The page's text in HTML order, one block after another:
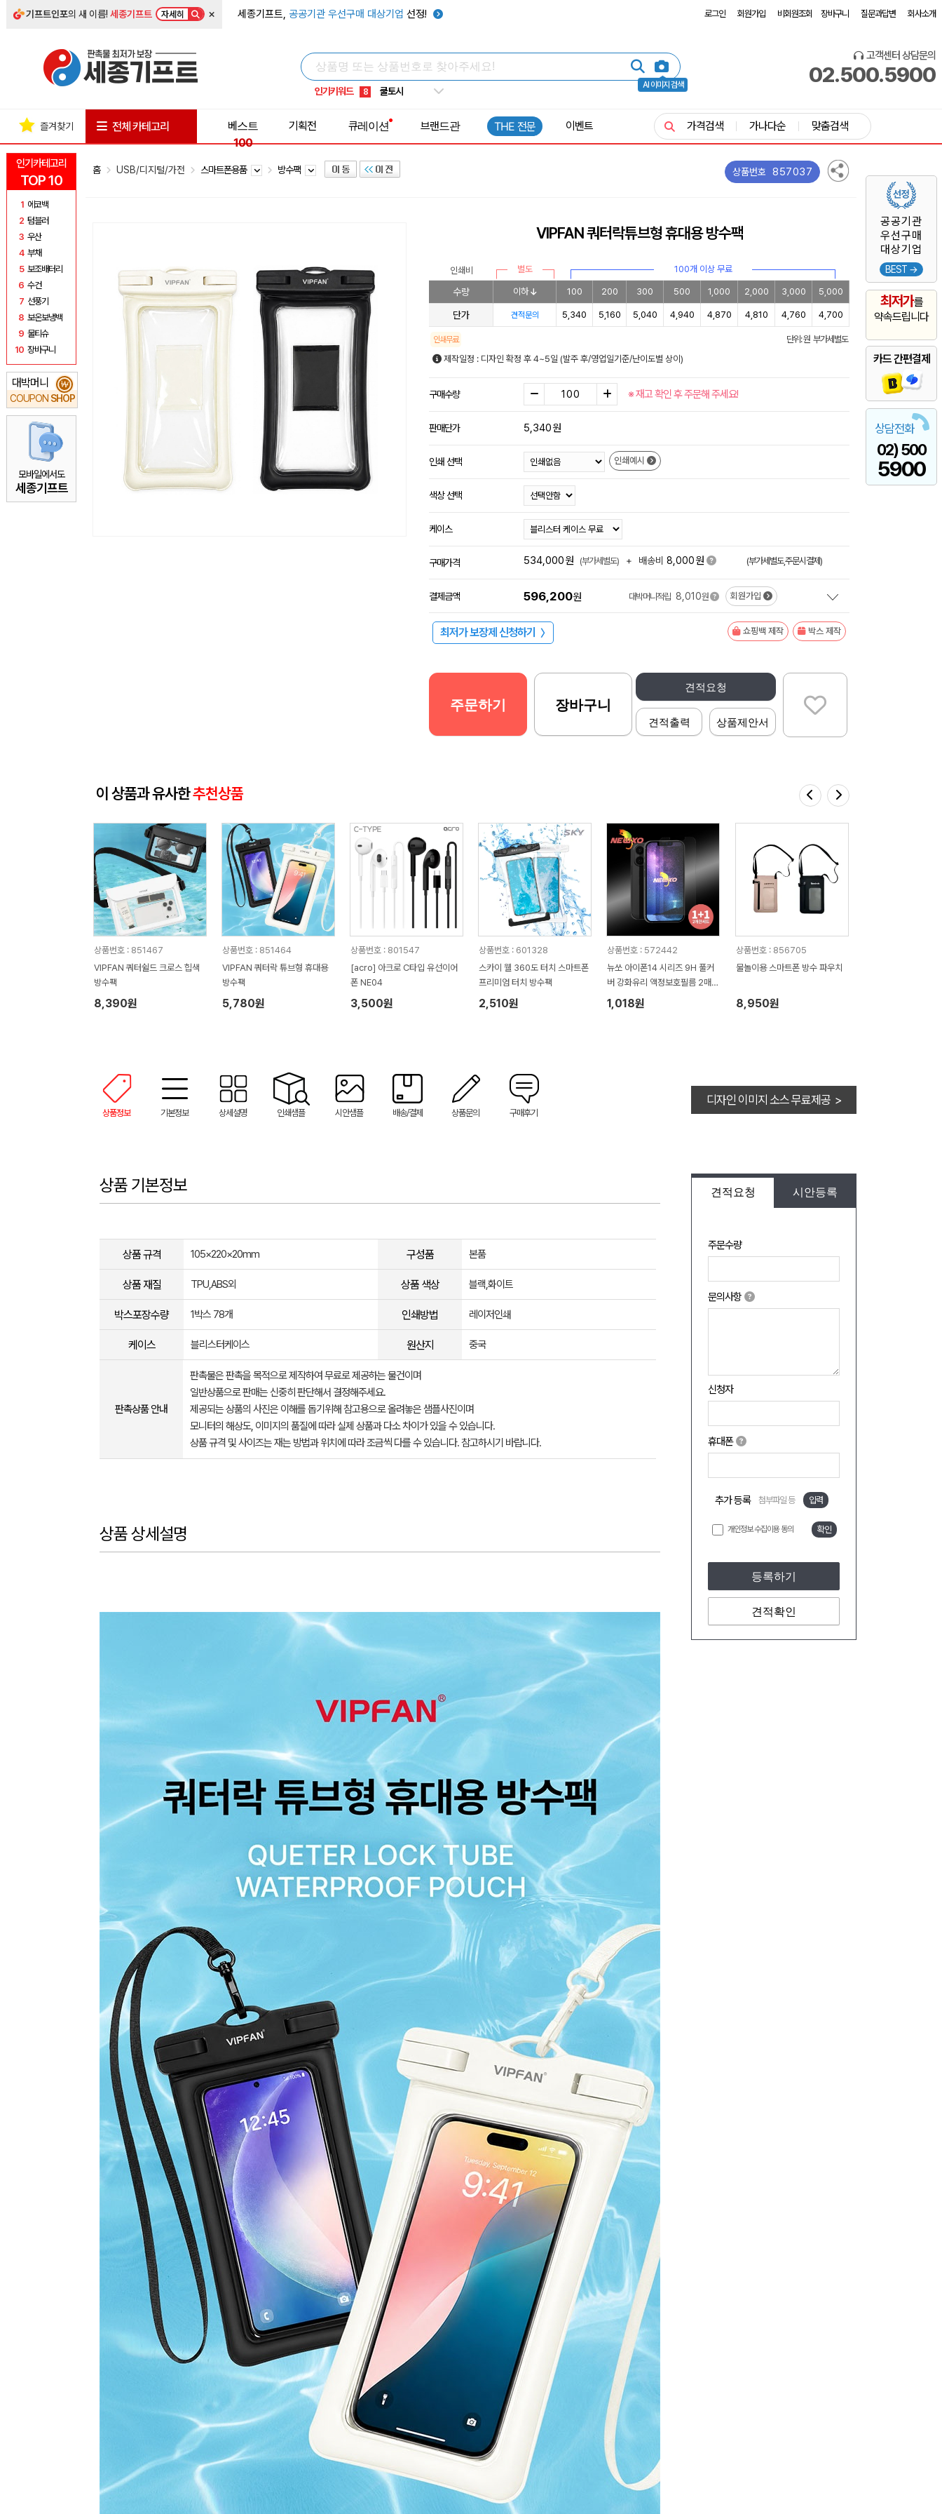
기프트인포의 새 이름!세종기프트 자세히 × 세종기프트, 공공기관 우선구매 대상기업 선정! 로그인 회원가입 비회원조회 장바구니 질문과답변 회사소개
AI 이미지 검색
인기키워드
5 키캡
8 쿨토시
9 넥쿨러
1 선풍기
고객센터 상담문의
02.500.5900
인기카테고리
TOP 10
1 에코백
2 텀블러
3 우산
4 부채
5 보조배터리
6 수건
7 선풍기
8 보온보냉백
9 물티슈
10 장바구니
대박머니
COUPON SHOP
₩
모바일에서도
세종기프트
공공기관
우선구매
대상기업
BEST →
최저가를
약속드립니다
카드 간편결제
상담전화
02) 500
5900
즐겨찾기 전체 카테고리
베스트
100
기획전 큐레이션 브랜드관 THE 전문 이벤트 가격검색 가나다순 맞춤검색
홈 USB/디지털/가전 스마트폰용품 방수팩 상품번호 857037
VIPFAN 쿼터락튜브형 휴대용 방수팩
인쇄비 별도 100개 이상 무료
수량 이하 100 200 300 500 1,000 2,000 3,000 5,000
단가 견적문의 5,340 5,160 5,040 4,940 4,870 4,810 4,760 4,700
인쇄무료
단위: 원 부가세별도
제작일정 : 디자인 확정 후 4~5일 (발주 후/영업일기준/난이도별 상이)
구매수량 ※ 재고 확인 후 주문해 주세요!
판매단가 5,340원
인쇄 선택 인쇄예시
색상 선택
케이스
구매가격 534,000원 (부가세별도) + 배송비 8,000원 (부가세별도,주문시결제)
결제금액 596,200원 대박머니적립 8,010원 회원가입
최저가 보장제 신청하기 〉 쇼핑백 제작 박스 제작
견적요청
견적출력 상품제안서
주문하기 장바구니
이 상품과 유사한추천상품
상품번호 : 851467
VIPFAN 쿼터쉴드 크로스 힙색
방수팩
8,390원
상품번호 : 851464
VIPFAN 쿼터락 튜브형 휴대용
방수팩
5,780원
상품번호 : 801547
[acro] 아크로 C타입 유선이어
폰 NE04
3,500원
상품번호 : 601328
스카이 웰 360도 터치 스마트폰
프리미엄 터치 방수팩
2,510원
상품번호 : 572442
뉴쏘 아이폰14 시리즈 9H 풀커
버 강화유리 액정보호필름 2매 1
세트
1,018원
상품번호 : 856705
물놀이용 스마트폰 방수 파우치
8,950원
상품정보 기본정보 상세설명 인쇄샘플 시안샘플 배송/결제 상품문의 구매후기
디자인 이미지 소스 무료제공 >
견적요청 시안등록
주문수량
문의사항
신청자
휴대폰
추가 등록 첨부파일 등 입력
개인정보 수집이용 동의 확인
등록하기
견적확인
상품 기본정보
상품 규격 105×220×20mm 구성품 본품
상품 재질 TPU,ABS외 상품 색상 블랙,화이트
박스포장수량 1박스 78개 인쇄방법 레이저인쇄
케이스 블리스터케이스 원산지 중국
판촉상품 안내
판촉물은 판촉을 목적으로 제작하여 무료로 제공하는 물건이며
일반상품으로 판매는 신중히 판단해서 결정해주세요.
제공되는 상품의 사진은 이해를 돕기위해 참고용으로 올려놓은 샘플사진이며
모니터의 해상도, 이미지의 품질에 따라 실제 상품과 다소 차이가 있을 수 있습니다.
상품 규격 및 사이즈는 재는 방법과 위치에 따라 조금씩 다를 수 있습니다. 참고하시기 바랍니다.
상품 상세설명